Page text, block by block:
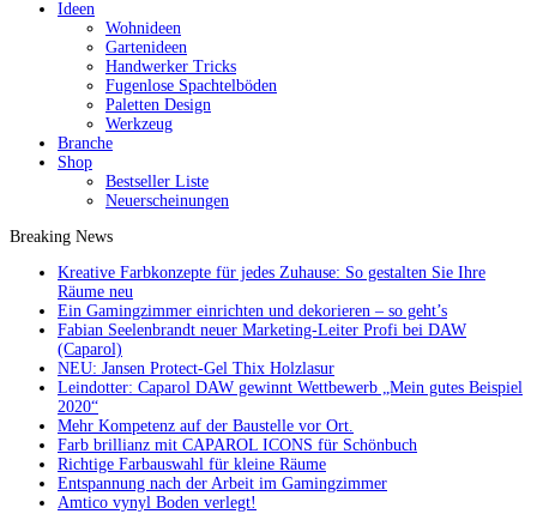
Ideen
Wohnideen
Gartenideen
Handwerker Tricks
Fugenlose Spachtelböden
Paletten Design
Werkzeug
Branche
Shop
Bestseller Liste
Neuerscheinungen
Breaking News
Kreative Farbkonzepte für jedes Zuhause: So gestalten Sie Ihre
Räume neu
Ein Gamingzimmer einrichten und dekorieren – so geht’s
Fabian Seelenbrandt neuer Marketing-Leiter Profi bei DAW
(Caparol)
NEU: Jansen Protect-Gel Thix Holzlasur
Leindotter: Caparol DAW gewinnt Wettbewerb „Mein gutes Beispiel
2020“
Mehr Kompetenz auf der Baustelle vor Ort.
Farb brillianz mit CAPAROL ICONS für Schönbuch
Richtige Farbauswahl für kleine Räume
Entspannung nach der Arbeit im Gamingzimmer
Amtico vynyl Boden verlegt!